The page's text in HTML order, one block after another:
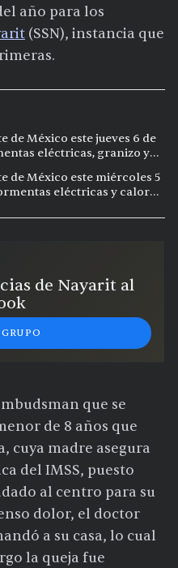
año para los
(SSN), instancia que
de México este jueves 6 de
eléctricas, granizo y
de México este miércoles 5
eléctricas y calor
de Nayarit al
que se
de 8 años que
cuya madre asegura
del IMSS, puesto
al centro para su
dolor, el doctor
a su casa, lo cual
la queja fue